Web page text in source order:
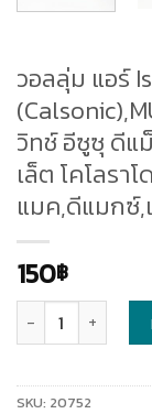
วอลลุ่ม แอร์
วิทช์ อีซูซุ ดีแ
เล็ต โคโลรา
แมค,ดีแมกซ์,
150฿
SKU: 20752